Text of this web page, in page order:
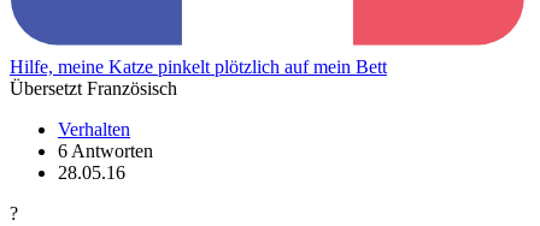
Hilfe, meine Katze pinkelt plötzlich auf mein Bett
Übersetzt Französisch
Verhalten
6 Antworten
28.05.16
?